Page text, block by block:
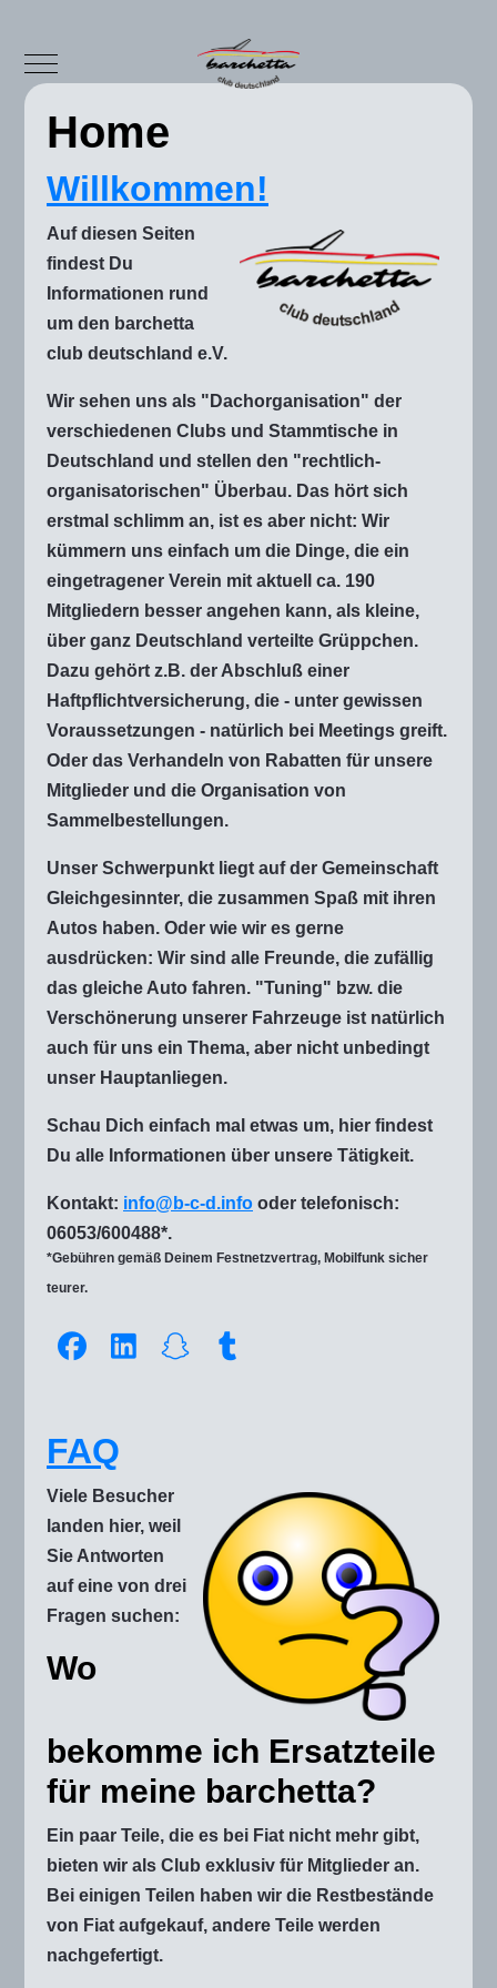
Mobile Menu Toggle
Home
Willkommen!
Auf diesen Seiten
findest Du
Informationen rund
um den barchetta
club deutschland e.V.
Wir sehen uns als "Dachorganisation" der
verschiedenen Clubs und Stammtische in
Deutschland und stellen den "rechtlich-
organisatorischen" Überbau. Das hört sich
erstmal schlimm an, ist es aber nicht: Wir
kümmern uns einfach um die Dinge, die ein
eingetragener Verein mit aktuell ca. 190
Mitgliedern besser angehen kann, als kleine,
über ganz Deutschland verteilte Grüppchen.
Dazu gehört z.B. der Abschluß einer
Haftpflichtversicherung, die - unter gewissen
Voraussetzungen - natürlich bei Meetings greift.
Oder das Verhandeln von Rabatten für unsere
Mitglieder und die Organisation von
Sammelbestellungen.
Unser Schwerpunkt liegt auf der Gemeinschaft
Gleichgesinnter, die zusammen Spaß mit ihren
Autos haben. Oder wie wir es gerne
ausdrücken: Wir sind alle Freunde, die zufällig
das gleiche Auto fahren. "Tuning" bzw. die
Verschönerung unserer Fahrzeuge ist natürlich
auch für uns ein Thema, aber nicht unbedingt
unser Hauptanliegen.
Schau Dich einfach mal etwas um, hier findest
Du alle Informationen über unsere Tätigkeit.
Kontakt: info@b-c-d.info oder telefonisch:
06053/600488*.
*Gebühren gemäß Deinem Festnetzvertrag, Mobilfunk sicher
teurer.
FAQ
Viele Besucher
landen hier, weil
Sie Antworten
auf eine von drei
Fragen suchen:
Wo
bekomme ich Ersatzteile
für meine barchetta?
Ein paar Teile, die es bei Fiat nicht mehr gibt,
bieten wir als Club exklusiv für Mitglieder an.
Bei einigen Teilen haben wir die Restbestände
von Fiat aufgekauf, andere Teile werden
nachgefertigt.